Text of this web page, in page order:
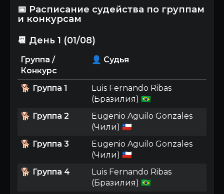
📅 Расписание судейства по группам
и конкурсам
📆 День 1 (01/08)
Группа /
Конкурс
👤 Судья
🐕 Группа 1
Luis Fernando Ribas
(Бразилия) 🇧🇷
🐕 Группа 2
Eugenio Aguilo Gonzales
(Чили) 🇨🇱
🐕 Группа 3
Eugenio Aguilo Gonzales
(Чили) 🇨🇱
🐕 Группа 4
Luis Fernando Ribas
(Бразилия) 🇧🇷